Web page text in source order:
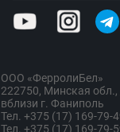
ООО «ФерролиБел»
222750, Минская
вблизи г. Фаниполь
Тел. +375 (17) 169-79-
Тел. +375 (17) 169-79-